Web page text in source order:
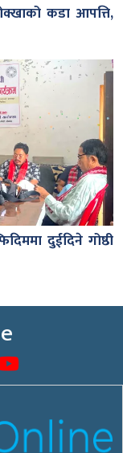
कडा आपत्ति,
दुईदिने गोष्ठी